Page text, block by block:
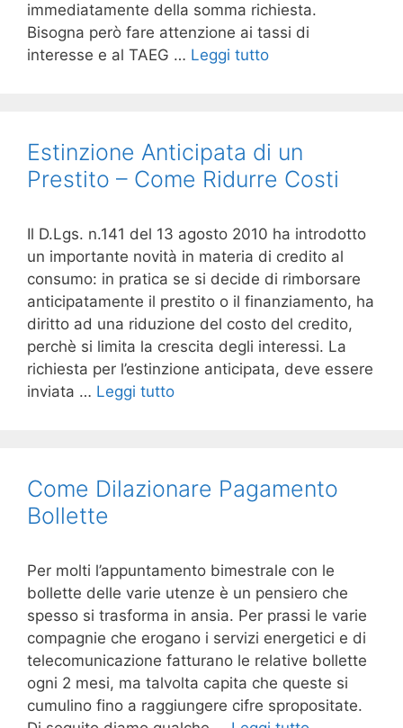
immediatamente della somma richiesta.
Bisogna però fare attenzione ai tassi di
interesse e al TAEG … Leggi tutto
Estinzione Anticipata di un
Prestito – Come Ridurre Costi
Il D.Lgs. n.141 del 13 agosto 2010 ha introdotto
un importante novità in materia di credito al
consumo: in pratica se si decide di rimborsare
anticipatamente il prestito o il finanziamento, ha
diritto ad una riduzione del costo del credito,
perchè si limita la crescita degli interessi. La
richiesta per l’estinzione anticipata, deve essere
inviata … Leggi tutto
Come Dilazionare Pagamento
Bollette
Per molti l’appuntamento bimestrale con le
bollette delle varie utenze è un pensiero che
spesso si trasforma in ansia. Per prassi le varie
compagnie che erogano i servizi energetici e di
telecomunicazione fatturano le relative bollette
ogni 2 mesi, ma talvolta capita che queste si
cumulino fino a raggiungere cifre spropositate.